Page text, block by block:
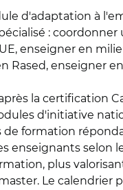
d'adaptation à
: coordonner
enseigner en
Rased, enseigner
la certification
d'initiative
formation
enseignants selon
plus
Le calendrier